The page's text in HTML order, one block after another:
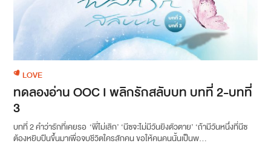
LOVE
ทดลองอ่าน OOC I พลิกรักสลับบท บทที่ 2-บทที่
3
บทที่ 2 คำว่ารักที่เคยรอ ‘พี่ไม่เลิก’ ‘นีซจะไม่มีวันยิงตัวตาย’ ‘ถ้ามีวันหนึ่งที่นีซ
ต้องหยิบปืนขึ้นมาเพื่อจบชีวิตใครสักคน ขอให้คนคนนั้นเป็นพ...